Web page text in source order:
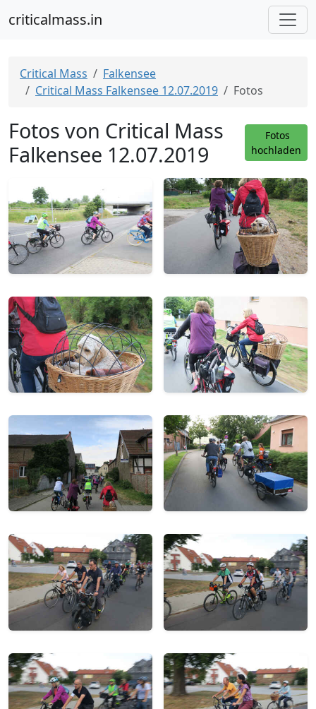
criticalmass.in
Critical Mass
Falkensee
Critical Mass Falkensee 12.07.2019
Fotos
Fotos von Critical Mass
Falkensee 12.07.2019
Fotos
hochladen